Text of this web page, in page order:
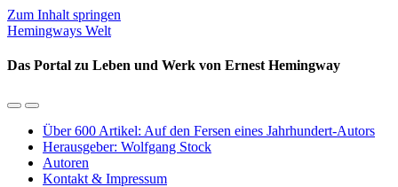
Zum Inhalt springen
Hemingways Welt
Das Portal zu Leben und Werk von Ernest Hemingway
Mobil-
umschalten
Suchfeld
umschalten
Über 600 Artikel: Auf den Fersen eines Jahrhundert-Autors
Herausgeber: Wolfgang Stock
Autoren
Kontakt & Impressum